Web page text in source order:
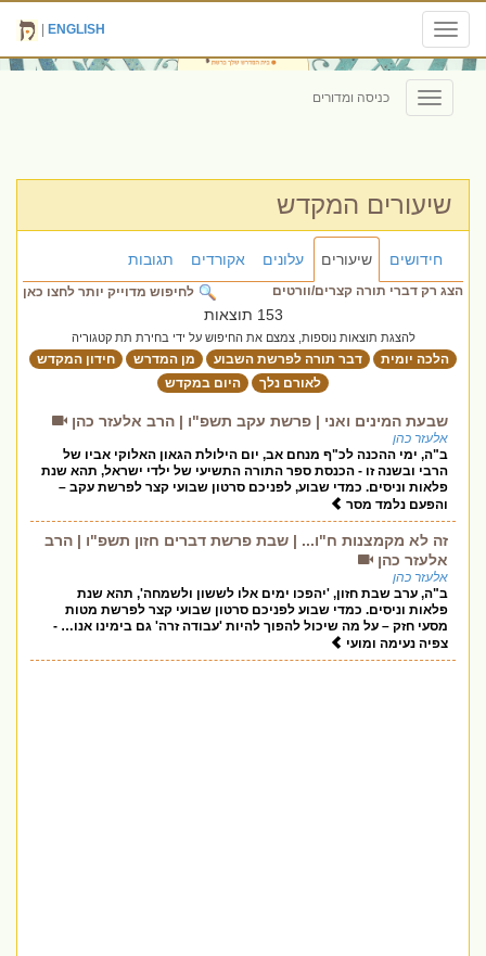
Toggle
navigation
ENGLISH
Toggle
navigation
כניסה ומדורים
שיעורים המקדש
חידושים שיעורים עלונים אקורדים תגובות
לחיפוש מדוייק יותר לחצו כאן הצג רק דברי תורה קצרים/וורטים
153 תוצאות
להצגת תוצאות נוספות, צמצם את החיפוש על ידי בחירת תת קטגוריה
הלכה יומית דבר תורה לפרשת השבוע מן המדרש
חידון המקדש
לאורם נלך
היום במקדש
שבעת המינים ואני | פרשת עקב תשפ"ו | הרב אלעזר כהן
אלעזר כהן
ב"ה, ימי ההכנה לכ"ף מנחם אב, יום הילולת הגאון האלוקי אביו של
הרבי ובשנה זו - הכנסת ספר התורה התשיעי של ילדי ישראל, תהא שנת
פלאות וניסים. כמדי שבוע, לפניכם סרטון שבועי קצר לפרשת עקב –
והפעם נלמד מסר
זה לא מקמצנות ח"ו... | שבת פרשת דברים חזון תשפ"ו | הרב
אלעזר כהן
אלעזר כהן
ב"ה, ערב שבת חזון, 'יהפכו ימים אלו לששון ולשמחה', תהא שנת
פלאות וניסים. כמדי שבוע לפניכם סרטון שבועי קצר לפרשת מטות
מסעי חזק – על מה שיכול להפוך להיות 'עבודה זרה' גם בימינו אנו… -
צפיה נעימה ומועי